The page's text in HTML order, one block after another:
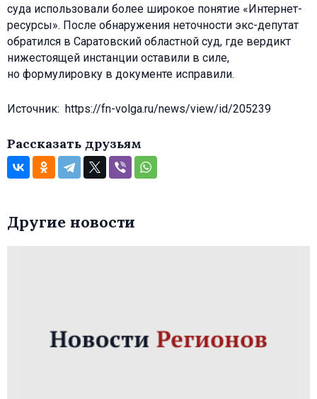
суда использовали более широкое понятие «Интернет-
ресурсы». После обнаружения неточности экс-депутат
обратился в Саратовский областной суд, где вердикт
нижестоящей инстанции оставили в силе,
но формулировку в документе исправили.
Источник: https://fn-volga.ru/news/view/id/205239
Рассказать друзьям
Другие новости